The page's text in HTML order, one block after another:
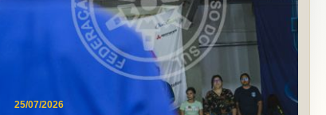
25/07/2026